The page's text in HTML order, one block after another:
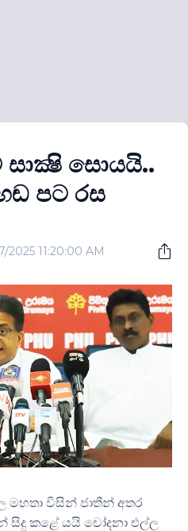
සාක්‍ෂි සොයයි..
පට රස
2025 11:20:00 AM
මහතා විසින් ජාතීන් අතර
කළේ යයි චෝදනා එල්ල